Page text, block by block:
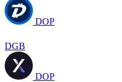
DOP
DGB
DOP